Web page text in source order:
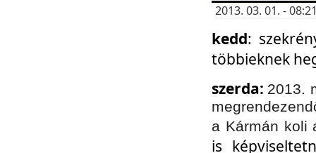
2013. 03. 01. -
kedd:
többieknek
szerda: 2013.
a Kármán koli
is